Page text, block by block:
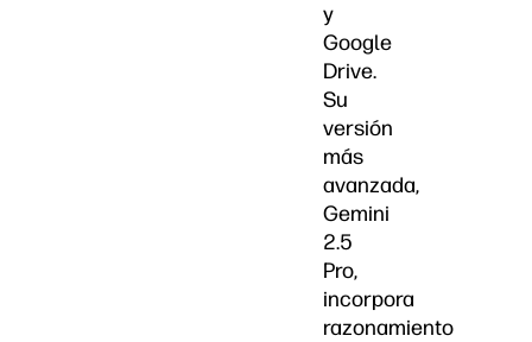
y
Google
Drive.
Su
versión
más
avanzada,
Gemini
2.5
Pro,
incorpora
razonamiento